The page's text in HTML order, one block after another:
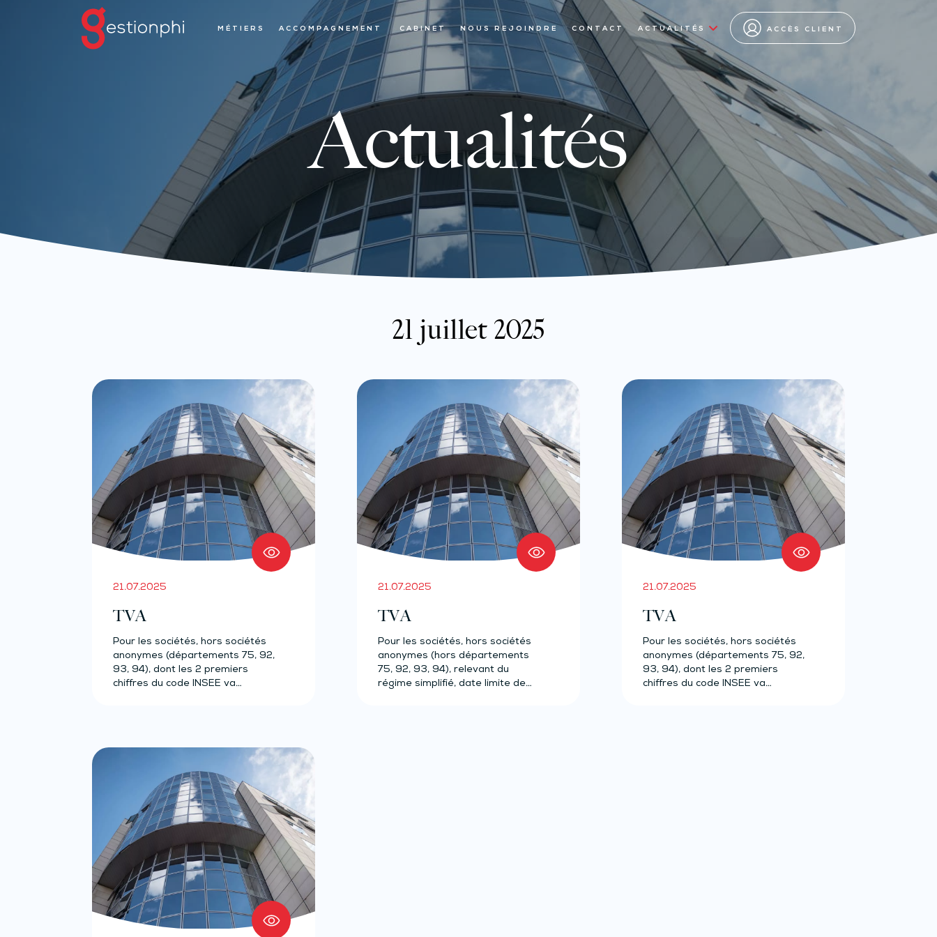
MÉTIERS ACCOMPAGNEMENT CABINET NOUS REJOINDRE CONTACT ACTUALITÉS ACCÈS CLIENT
Actualités
21 juillet 2025
21.07.2025
TVA
Pour les sociétés, hors sociétés
anonymes (départements 75, 92,
93, 94), dont les 2 premiers
chiffres du code INSEE va…
21.07.2025
TVA
Pour les sociétés, hors sociétés
anonymes (hors départements
75, 92, 93, 94), relevant du
régime simplifié, date limite de
21.07.2025
TVA
Pour les sociétés, hors sociétés
anonymes (départements 75, 92,
93, 94), dont les 2 premiers
chiffres du code INSEE va…